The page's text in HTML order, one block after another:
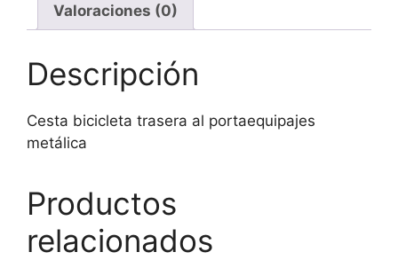
Valoraciones (0)
Descripción
Cesta bicicleta trasera al portaequipajes
metálica
Productos
relacionados